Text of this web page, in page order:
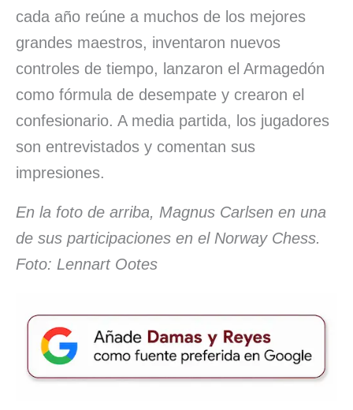
cada año reúne a muchos de los mejores
grandes maestros, inventaron nuevos
controles de tiempo, lanzaron el Armagedón
como fórmula de desempate y crearon el
confesionario. A media partida, los jugadores
son entrevistados y comentan sus
impresiones.
En la foto de arriba, Magnus Carlsen en una
de sus participaciones en el Norway Chess.
Foto: Lennart Ootes